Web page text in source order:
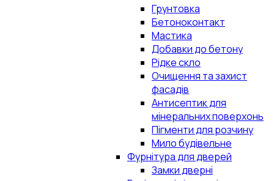
Грунтовка
Бетоноконтакт
Мастика
Добавки до бетону
Рідке скло
Очищення та захист
фасадів
Антисептик для
мінеральних поверхонь
Пігменти для розчину
Мило будівельне
Фурнітура для дверей
Замки дверні